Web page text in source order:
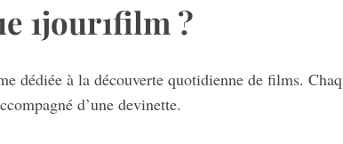
1jour1film ?
dédiée à la découverte quotidienne de films.
d’une devinette.